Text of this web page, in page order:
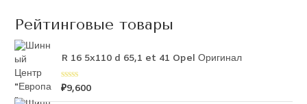
Рейтинговые товары
R 16 5x110 d 65,1 et 41 Opel Оригинал
О
₽9,600